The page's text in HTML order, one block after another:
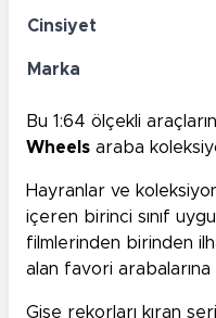
Cinsiyet
Marka
Bu 1:64 ölçekli
Wheels araba
Hayranlar ve
içeren birinci sınıf
filmlerinden birinden
alan favori
Gişe rekorları kıran